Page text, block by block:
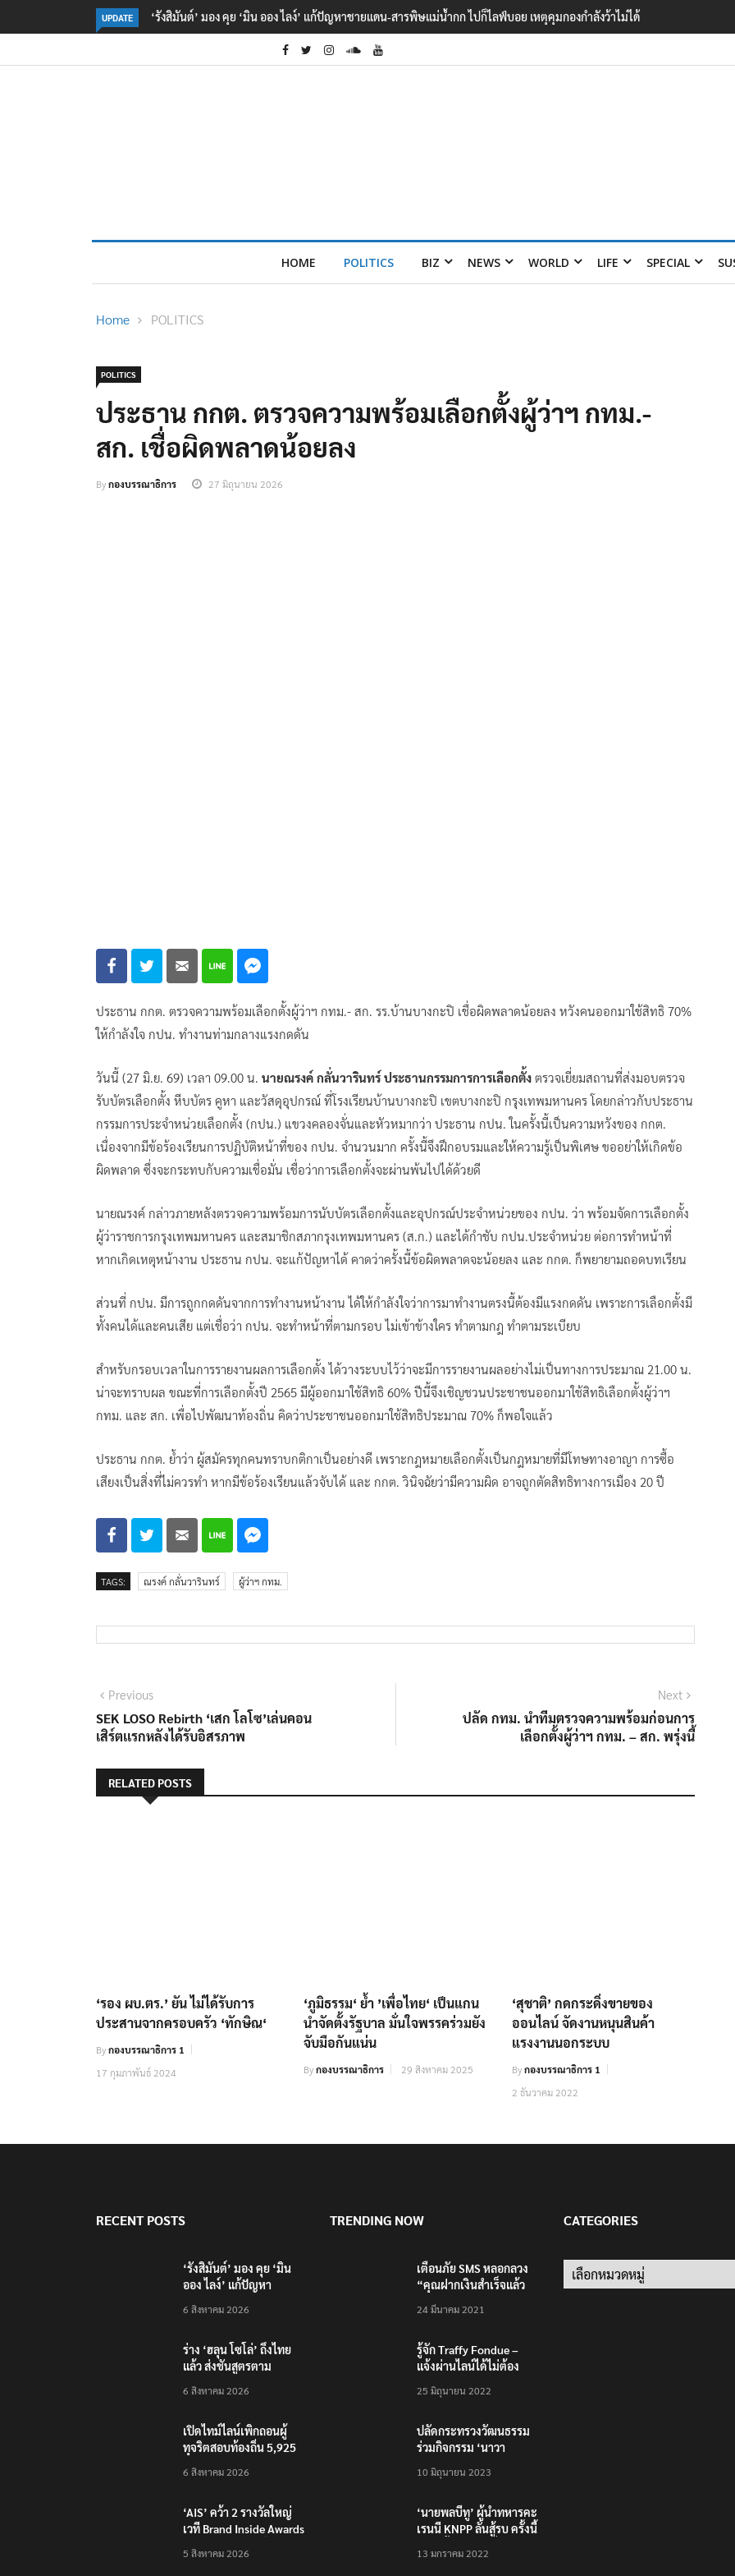
UPDATE ‘รังสิมันต์’ มอง คุย ‘มิน ออง ไลง์’ แก้ปัญหาชายแดน-สารพิษแม่น้ำกก ไปก็ไลฟ์บอย เหตุคุมกองกำลังว้าไม่ได้
HOME POLITICS BIZ NEWS WORLD LIFE SPECIAL
Home POLITICS
POLITICS
ประธาน กกต. ตรวจความพร้อมเลือกตั้งผู้ว่าฯ กทม.-
สก. เชื่อผิดพลาดน้อยลง
Byกองบรรณาธิการ 27 มิถุนายน 2026
ประธาน กกต. ตรวจความพร้อมเลือกตั้งผู้ว่าฯ กทม.- สก. รร.บ้านบางกะปิ เชื่อผิดพลาดน้อยลง หวังคนออกมาใช้สิทธิ 70%
ให้กำลังใจ กปน. ทำงานท่ามกลางแรงกดดัน
วันนี้ (27 มิ.ย. 69) เวลา 09.00 น. นายณรงค์ กลั่นวารินทร์ ประธานกรรมการการเลือกตั้ง ตรวจเยี่ยมสถานที่ส่งมอบตรวจ
รับบัตรเลือกตั้ง หีบบัตร คูหา และวัสดุอุปกรณ์ ที่โรงเรียนบ้านบางกะปิ เขตบางกะปิ กรุงเทพมหานคร โดยกล่าวกับประธาน
กรรมการประจำหน่วยเลือกตั้ง (กปน.) แขวงคลองจั่นและหัวหมากว่า ประธาน กปน. ในครั้งนี้เป็นความหวังของ กกต.
เนื่องจากมีข้อร้องเรียนการปฏิบัติหน้าที่ของ กปน. จำนวนมาก ครั้งนี้จึงฝึกอบรมและให้ความรู้เป็นพิเศษ ขออย่าให้เกิดข้อ
ผิดพลาด ซึ่งจะกระทบกับความเชื่อมั่น เชื่อว่าการเลือกตั้งจะผ่านพ้นไปได้ด้วยดี
นายณรงค์ กล่าวภายหลังตรวจความพร้อมการนับบัตรเลือกตั้งและอุปกรณ์ประจำหน่วยของ กปน. ว่า พร้อมจัดการเลือกตั้ง
ผู้ว่าราชการกรุงเทพมหานคร และสมาชิกสภากรุงเทพมหานคร (ส.ก.) และได้กําชับ กปน.ประจําหน่วย ต่อการทำหน้าที่
หากเกิดเหตุหน้างาน ประธาน กปน. จะแก้ปัญหาได้ คาดว่าครั้งนี้ข้อผิดพลาดจะน้อยลง และ กกต. ก็พยายามถอดบทเรียน
ส่วนที่ กปน. มีการถูกกดดันจากการทำงานหน้างาน ได้ให้กําลังใจว่าการมาทำงานตรงนี้ต้องมีแรงกดดัน เพราะการเลือกตั้งมี
ทั้งคนได้และคนเสีย แต่เชื่อว่า กปน. จะทําหน้าที่ตามกรอบ ไม่เข้าข้างใคร ทําตามกฎ ทําตามระเบียบ
สำหรับกรอบเวลาในการรายงานผลการเลือกตั้ง ได้วางระบบไว้ว่าจะมีการรายงานผลอย่างไม่เป็นทางการประมาณ 21.00 น.
น่าจะทราบผล ขณะที่การเลือกตั้งปี 2565 มีผู้ออกมาใช้สิทธิ 60% ปีนี้จึงเชิญชวนประชาชนออกมาใช้สิทธิเลือกตั้งผู้ว่าฯ
กทม. และ สก. เพื่อไปพัฒนาท้องถิ่น คิดว่าประชาชนออกมาใช้สิทธิประมาณ 70% ก็พอใจแล้ว
ประธาน กกต. ย้ำว่า ผู้สมัครทุกคนทราบกติกาเป็นอย่างดี เพราะกฎหมายเลือกตั้งเป็นกฎหมายที่มีโทษทางอาญา การซื้อ
เสียงเป็นสิ่งที่ไม่ควรทำ หากมีข้อร้องเรียนแล้วจับได้ และ กกต. วินิจฉัยว่ามีความผิด อาจถูกตัดสิทธิทางการเมือง 20 ปี
TAGS: ณรงค์ กลั่นวารินทร์ ผู้ว่าฯ กทม.
แนะแนว
เรื่อง
PreviousPrevious
post:
SEK LOSO Rebirth ‘เสก โลโซ’เล่นคอน
เสิร์ตเเรกหลังได้รับอิสรภาพ
Next
post:
ปลัด กทม. นำทีมตรวจความพร้อมก่อนการ
เลือกตั้งผู้ว่าฯ กทม. – สก. พรุ่งนี้
RELATED POSTS
‘รอง ผบ.ตร.’ ยัน ไม่ได้รับการ
ประสานจากครอบครัว ‘ทักษิณ‘
Byกองบรรณาธิการ 1
17 กุมภาพันธ์ 2024
‘ภูมิธรรม‘ ย้ำ ’เพื่อไทย‘ เป็นแกน
นำจัดตั้งรัฐบาล มั่นใจพรรคร่วมยัง
จับมือกันแน่น
Byกองบรรณาธิการ 29 สิงหาคม 2025
‘สุชาติ’ กดกระดิ่งขายของ
ออนไลน์ จัดงานหนุนสินค้า
แรงงานนอกระบบ
Byกองบรรณาธิการ 1
2 ธันวาคม 2022
RECENT POSTS
‘รังสิมันต์’ มอง คุย ‘มิน
ออง ไลง์’ แก้ปัญหา
ไปก็ไลฟ์บอย เหตุคุมกอง
6 สิงหาคม 2026
ร่าง ‘ฮลุน โซโล่’ ถึงไทย
แล้ว ส่งชันสูตรตาม
นิติวิทยาศาสตร์
6 สิงหาคม 2026
เปิดไทม์ไลน์เพิกถอนผู้
ทุจริตสอบท้องถิ่น 5,925
ดำเนินการทั้งหมด
6 สิงหาคม 2026
‘AIS’ คว้า 2 รางวัลใหญ่
เวที Brand Inside Awards
โครงสร้างพื้นฐานดิจิทัล
5 สิงหาคม 2026
TRENDING NOW
เตือนภัย SMS หลอกลวง
“คุณฝากเงินสำเร็จแล้ว
200,000 บาท”
24 มีนาคม 2021
รู้จัก Traffy Fondue –
แจ้งผ่านไลน์ได้ไม่ต้อง
ทั่วไทย ไม่ใช่แค่ในกรุง
25 มิถุนายน 2022
ปลัดกระทรวงวัฒนธรรม
ร่วมกิจกรรม ‘นาวา
ตักบาตรทางน้ำ
10 มิถุนายน 2023
‘นายพลบีทู’ ผู้นำทหารคะ
เรนนี KNPP ลั่นสู้รบ ครั้งนี้
ประชาชนต้องชนะ
13 มกราคม 2022
CATEGORIES
Categories